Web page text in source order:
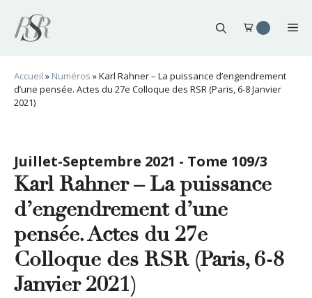
contenu
Accueil » Numéros »Karl Rahner – La puissance d’engendrement
d’une pensée. Actes du 27e Colloque des RSR (Paris, 6-8 Janvier
2021)
Juillet-Septembre 2021 - Tome 109/3
Karl Rahner – La puissance
d’engendrement d’une
pensée. Actes du 27e
Colloque des RSR (Paris, 6-8
Janvier 2021)